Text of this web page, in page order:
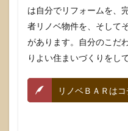
は自分でリフォームを、
者リノベ物件を、そして
があります。自分のこだ
りよい住まいづくりをし
リノベＢＡＲはコ